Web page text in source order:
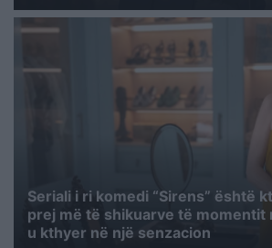
Seriali i ri komedi “Sirens” është
prej më të shikuarve të momentit
u kthyer në një senzacion